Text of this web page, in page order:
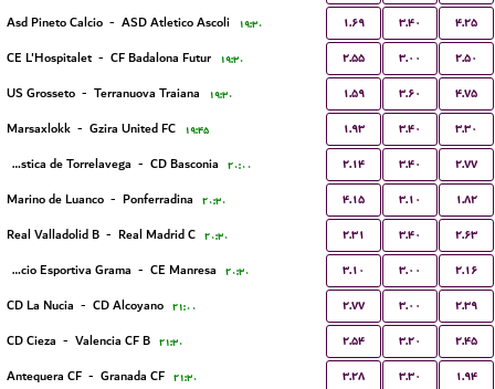
Asd Pineto Calcio - ASD Atletico Ascoli ۱۹:۳۰ ۱.۶۹ ۳.۴۰ ۴.۲۵
CE L'Hospitalet - CF Badalona Futur ۱۹:۳۰ ۲.۵۵ ۳.۰۰ ۲.۵۰
US Grosseto - Terranuova Traiana ۱۹:۳۰ ۱.۵۹ ۳.۶۰ ۴.۷۵
Marsaxlokk - Gzira United FC ۱۹:۴۵ ۱.۹۳ ۳.۴۰ ۳.۳۰
Gimnastica de Torrelavega - CD Basconia ۲۰:۰۰ ۲.۱۴ ۳.۴۰ ۲.۷۷
Marino de Luanco - Ponferradina ۲۰:۳۰ ۴.۱۵ ۳.۱۰ ۱.۸۲
Real Valladolid B - Real Madrid C ۲۰:۳۰ ۲.۳۱ ۳.۴۰ ۲.۶۳
Fundacio Esportiva Grama - CE Manresa ۲۰:۳۰ ۳.۱۰ ۳.۰۰ ۲.۱۶
CD La Nucia - CD Alcoyano ۲۱:۰۰ ۲.۷۷ ۳.۰۰ ۲.۳۹
CD Cieza - Valencia CF B ۲۱:۳۰ ۲.۵۴ ۳.۲۰ ۲.۴۵
Antequera CF - Granada CF ۲۱:۳۰ ۳.۲۸ ۳.۳۰ ۱.۹۴